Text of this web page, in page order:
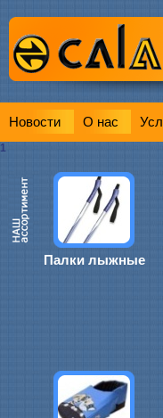
Новости О нас
1
Палки лыжные